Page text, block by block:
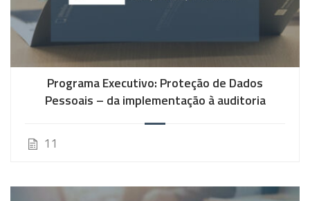
Programa Executivo: Proteção de Dados
Pessoais – da implementação à auditoria
11